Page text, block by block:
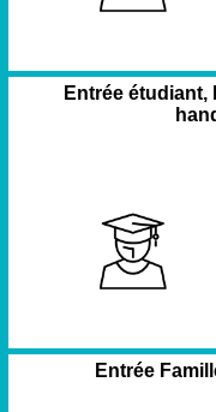
Entrée
Entrée